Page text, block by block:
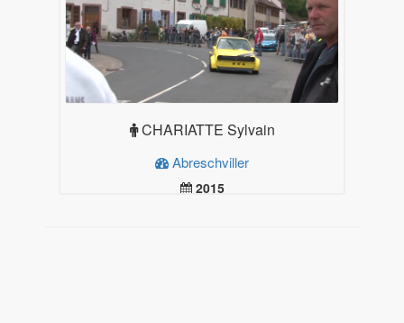
CHARIATTE Sylvain
Abreschviller
2015